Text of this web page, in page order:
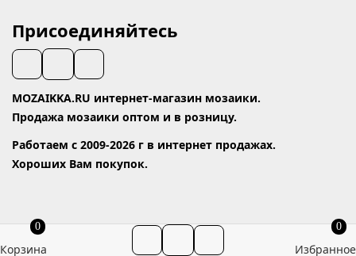
Присоединяйтесь
MOZAIKKA.RU интернет-магазин мозаики.
Продажа мозаики оптом и в розницу.
Работаем с 2009-2026 г в интернет продажах.
Хороших Вам покупок.
Корзина
0 0
Избранное